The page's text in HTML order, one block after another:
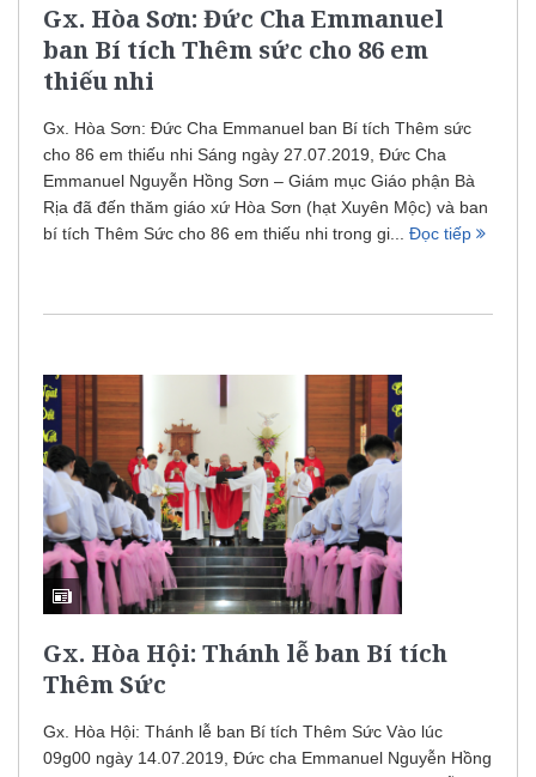
Gx. Hòa Sơn: Đức Cha Emmanuel
ban Bí tích Thêm sức cho 86 em
thiếu nhi
Gx. Hòa Sơn: Đức Cha Emmanuel ban Bí tích Thêm sức
cho 86 em thiếu nhi Sáng ngày 27.07.2019, Đức Cha
Emmanuel Nguyễn Hồng Sơn – Giám mục Giáo phận Bà
Rịa đã đến thăm giáo xứ Hòa Sơn (hạt Xuyên Mộc) và ban
bí tích Thêm Sức cho 86 em thiếu nhi trong gi... Đọc tiếp
Gx. Hòa Hội: Thánh lễ ban Bí tích
Thêm Sức
Gx. Hòa Hội: Thánh lễ ban Bí tích Thêm Sức Vào lúc
09g00 ngày 14.07.2019, Đức cha Emmanuel Nguyễn Hồng